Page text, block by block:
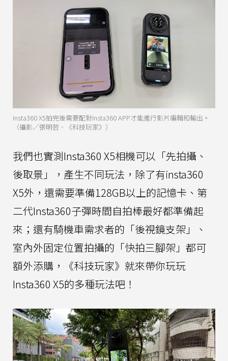
Insta360 X5拍完後需要配對Insta360 APP才能進行影片編輯和輸出。
（攝影／張明哲、《科技玩家》）
我們也實測Insta360 X5相機可以「先拍攝、
後取景」，產生不同玩法，除了有insta360
X5外，還需要準備128GB以上的記憶卡、第
二代Insta360子彈時間自拍棒最好都準備起
來；還有騎機車需求者的「後視鏡支架」、
室內外固定位置拍攝的「快拍三腳架」都可
額外添購，《科技玩家》就來帶你玩玩
Insta360 X5的多種玩法吧！